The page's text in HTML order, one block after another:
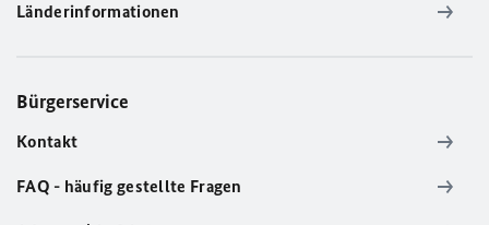
Länderinformationen
Bürgerservice
Kontakt
FAQ - häufig gestellte Fragen